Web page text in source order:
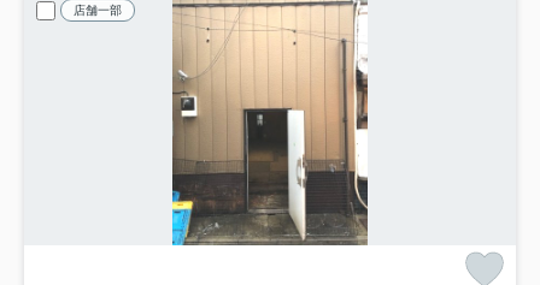
店舗一部